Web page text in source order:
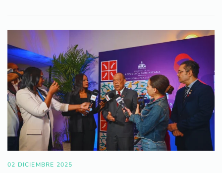
02 DICIEMBRE 2025